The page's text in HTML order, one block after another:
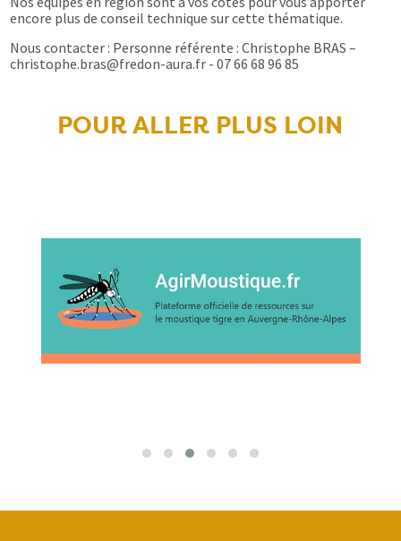
encore plus de conseil technique sur cette thématique.
Nous contacter : Personne référente : Christophe BRAS –
christophe.bras@fredon-aura.fr - 07 66 68 96 85
POUR ALLER PLUS LOIN